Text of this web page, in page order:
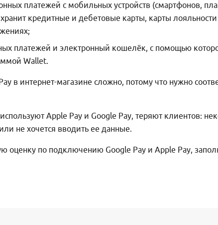
платежей с мобильных устройств (смартфонов,
кредитные и дебетовые карты, карты
платежей и электронный кошелёк, с помощью
Wallet.
в интернет-магазине сложно, потому что нужно
Apple Pay и Google Pay, теряют клиентов:
не хочется вводить ее данные.
оценку по подключению Google Pay и Apple Pay,